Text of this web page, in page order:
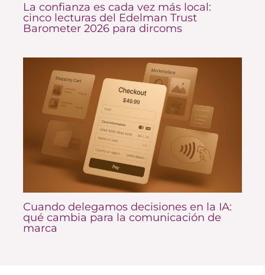
La confianza es cada vez más local:
cinco lecturas del Edelman Trust
Barometer 2026 para dircoms
Cuando delegamos decisiones en la IA:
qué cambia para la comunicación de
marca